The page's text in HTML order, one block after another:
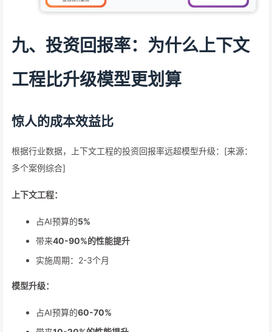
九、投资回报率：为什么上下文
工程比升级模型更划算
惊人的成本效益比
根据行业数据，上下文工程的投资回报率远超模型升级：[来源：
多个案例综合]
上下文工程：
占AI预算的5%
带来40-90%的性能提升
实施周期：2-3个月
模型升级：
占AI预算的60-70%